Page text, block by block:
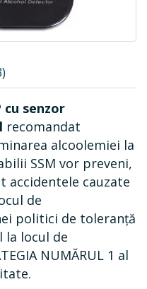
senzor
recomandat
alcoolemiei la
SSM vor preveni,
accidentele cauzate
de
politici de toleranță
la locul de
NUMĂRUL 1 al